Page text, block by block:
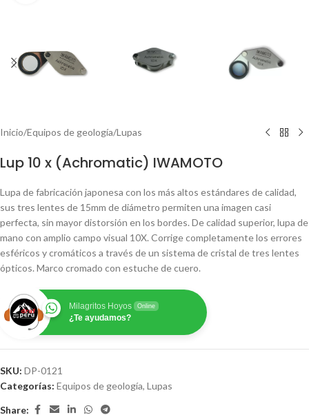
Inicio/Equipos de geología/Lupas
Lup 10 x (Achromatic) IWAMOTO
Lupa de fabricación japonesa con los más altos estándares de calidad,
sus tres lentes de 15mm de diámetro permiten una imagen casi
perfecta, sin mayor distorsión en los bordes. De calidad superior, lupa de
mano con amplio campo visual 10X. Corrige completamente los errores
esféricos y cromáticos a través de un sistema de cristal de tres lentes
ópticos. Marco cromado con estuche de cuero.
Milagritos Hoyos Online
¿Te ayudamos?
SKU: DP-0121
Categorías: Equipos de geología, Lupas
Share: